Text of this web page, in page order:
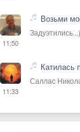
11:50
Возьми
11:33
Катилась
Саллас